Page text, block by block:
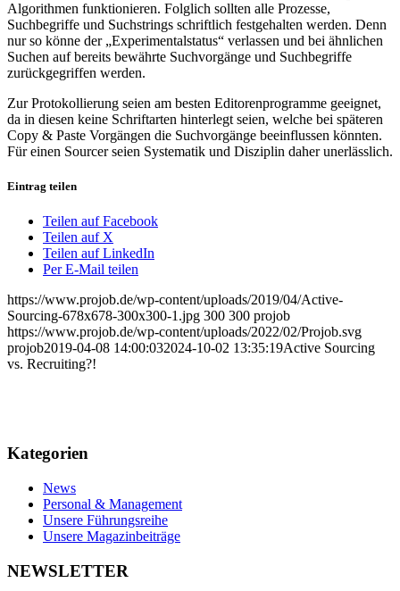
Algorithmen funktionieren. Folglich sollten alle Prozesse,
Suchbegriffe und Suchstrings schriftlich festgehalten werden. Denn
nur so könne der „Experimentalstatus“ verlassen und bei ähnlichen
Suchen auf bereits bewährte Suchvorgänge und Suchbegriffe
zurückgegriffen werden.
Zur Protokollierung seien am besten Editorenprogramme geeignet,
da in diesen keine Schriftarten hinterlegt seien, welche bei späteren
Copy & Paste Vorgängen die Suchvorgänge beeinflussen könnten.
Für einen Sourcer seien Systematik und Disziplin daher unerlässlich.
Eintrag teilen
Teilen auf Facebook
Teilen auf X
Teilen auf LinkedIn
Per E-Mail teilen
https://www.projob.de/wp-content/uploads/2019/04/Active-
Sourcing-678x678-300x300-1.jpg 300 300 projob
https://www.projob.de/wp-content/uploads/2022/02/Projob.svg
projob2019-04-08 14:00:032024-10-02 13:35:19Active Sourcing
vs. Recruiting?!
Kategorien
News
Personal & Management
Unsere Führungsreihe
Unsere Magazinbeiträge
NEWSLETTER